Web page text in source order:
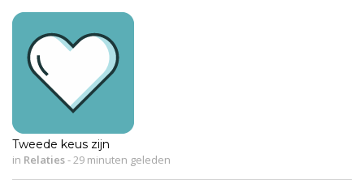
Tweede keus zijn
in Relaties-29 minuten geleden